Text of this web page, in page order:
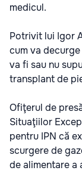
medicul.
Potrivit lui Igor
cum va
va fi sau nu
transplant de
Ofiţerul de
Situaţiilor
pentru IPN că
scurgere de
de alimentare a